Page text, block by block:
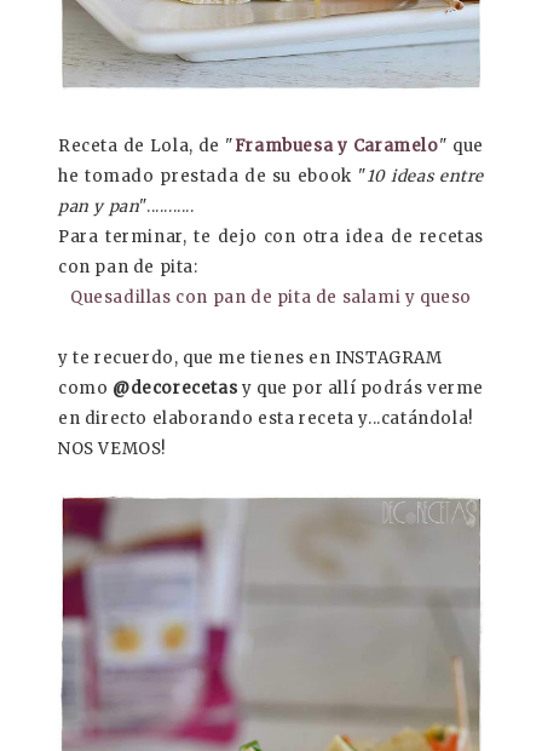
Receta de Lola, de "Frambuesa y Caramelo" que
he tomado prestada de su ebook "10 ideas entre
pan y pan"...........
Para terminar, te dejo con otra idea de recetas
con pan de pita:
Quesadillas con pan de pita de salami y queso
y te recuerdo, que me tienes en INSTAGRAM
como @decorecetas y que por allí podrás verme
en directo elaborando esta receta y...catándola!
NOS VEMOS!